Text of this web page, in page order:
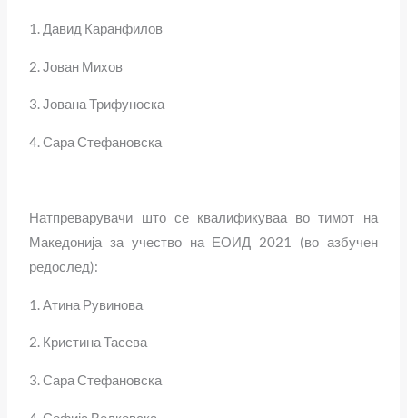
1. Давид Каранфилов
2. Јован Михов
3. Јована Трифуноска
4. Сара Стефановска
Натпреварувачи што се квалификуваа во тимот на
Македонија за учество на ЕОИД 2021 (во азбучен
редослед):
1. Атина Рувинова
2. Кристина Тасева
3. Сара Стефановска